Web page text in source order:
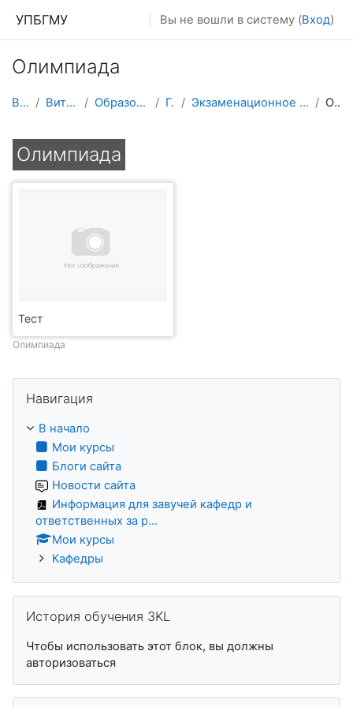
УПБГМУ Вы не вошли в систему (Вход)
Олимпиада
В начало Витрина курсов 3KL Образование 2025-2026 уч.год Гигиены Экзаменационное промежуточное тестирование обучающихся Олимпиада
Олимпиада
Тест
Олимпиада
Навигация
В начало
Мои курсы
Блоги сайта
Новости сайта
Информация для завучей кафедр и
ответственных за р...
Мои курсы
Кафедры
История обучения 3KL
Чтобы использовать этот блок, вы должны
авторизоваться